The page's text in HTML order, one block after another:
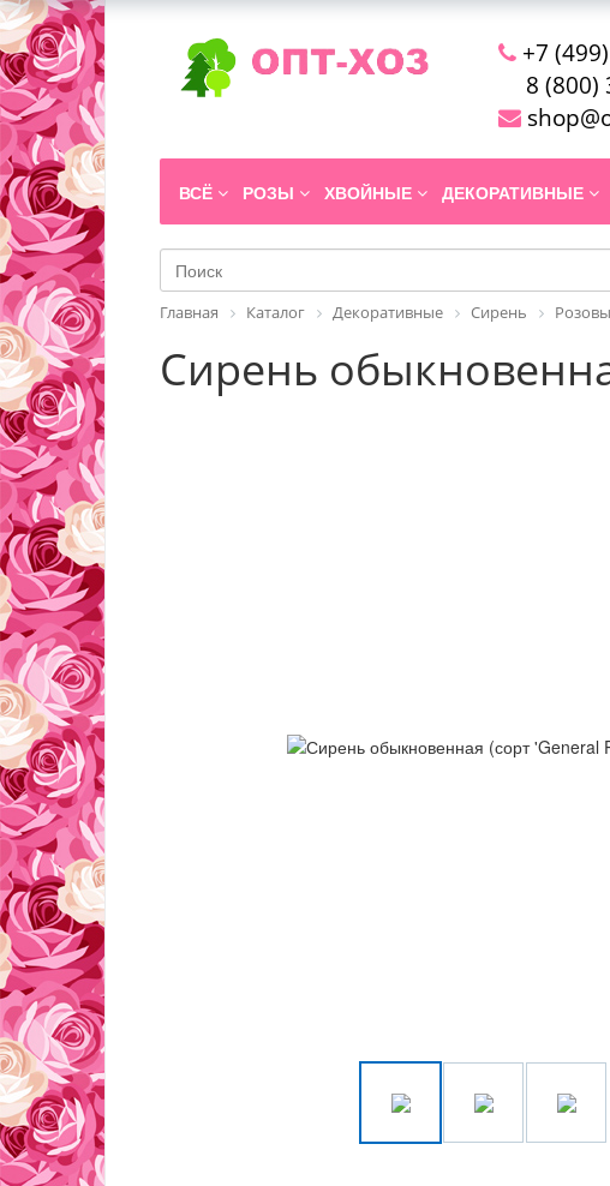
+7
8 (800)
ВСЁ РОЗЫ ХВОЙНЫЕ ДЕКОРАТИВНЫЕ
Главная Каталог Декоративные Сирень
Сирень